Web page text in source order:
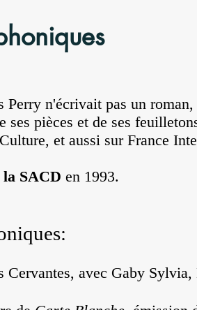
Perry n'écrivait pas un
ses pièces et de ses
et aussi sur France
SACD en 1993.
Cervantes, avec Gaby